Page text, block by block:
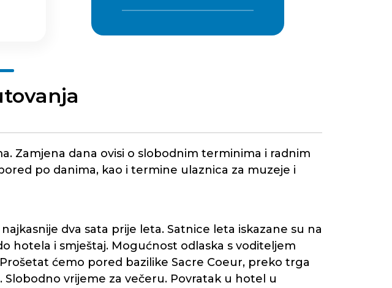
Zamjena dana ovisi o slobodnim terminima i radnim
po danima, kao i termine ulaznica za muzeje i
dva sata prije leta. Satnice leta iskazane su na
hotela i smještaj. Mogućnost odlaska s voditeljem
ćemo pored bazilike Sacre Coeur, preko trga
vrijeme za večeru. Povratak u hotel u